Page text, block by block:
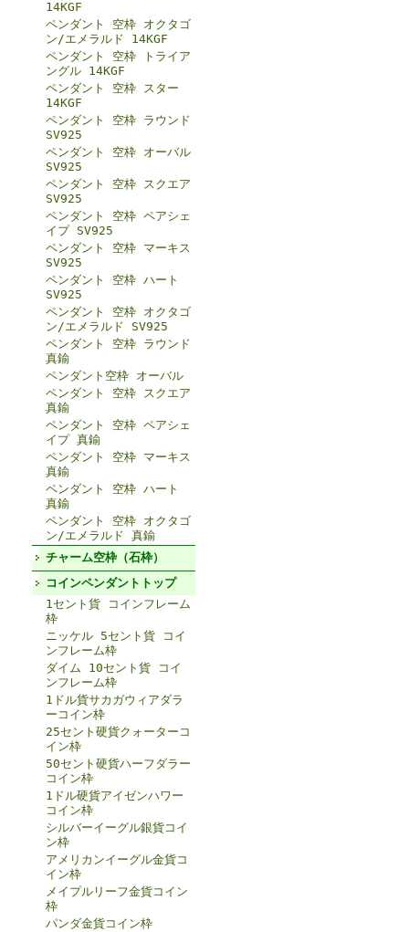
14KGF
ペンダント 空枠 オクタゴ
ン/エメラルド 14KGF
ペンダント 空枠 トライア
ングル 14KGF
ペンダント 空枠 スター
14KGF
ペンダント 空枠 ラウンド
SV925
ペンダント 空枠 オーバル
SV925
ペンダント 空枠 スクエア
SV925
ペンダント 空枠 ペアシェ
イプ SV925
ペンダント 空枠 マーキス
SV925
ペンダント 空枠 ハート
SV925
ペンダント 空枠 オクタゴ
ン/エメラルド SV925
ペンダント 空枠 ラウンド
真鍮
ペンダント空枠 オーバル
ペンダント 空枠 スクエア
真鍮
ペンダント 空枠 ペアシェ
イプ 真鍮
ペンダント 空枠 マーキス
真鍮
ペンダント 空枠 ハート
真鍮
ペンダント 空枠 オクタゴ
ン/エメラルド 真鍮
チャーム空枠（石枠）
コインペンダントトップ
1セント貨 コインフレーム
枠
ニッケル 5セント貨 コイ
ンフレーム枠
ダイム 10セント貨 コイ
ンフレーム枠
1ドル貨サカガウィアダラ
ーコイン枠
25セント硬貨クォーターコ
イン枠
50セント硬貨ハーフダラー
コイン枠
1ドル硬貨アイゼンハワー
コイン枠
シルバーイーグル銀貨コイ
ン枠
アメリカンイーグル金貨コ
イン枠
メイプルリーフ金貨コイン
枠
パンダ金貨コイン枠